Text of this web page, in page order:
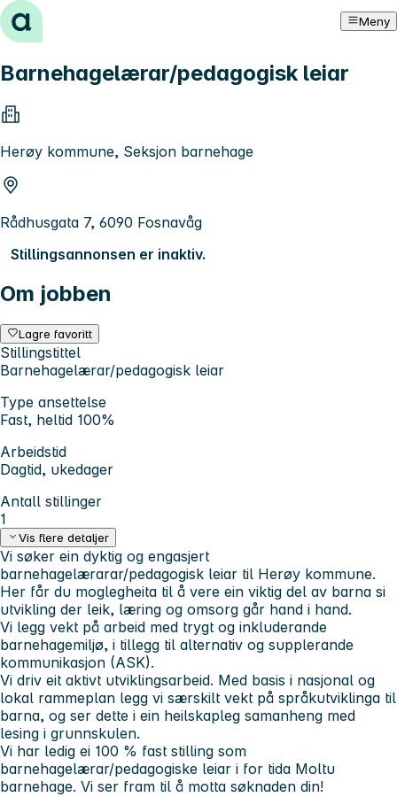
Hopp til innhold Meny
Barnehagelærar/pedagogisk leiar
Herøy kommune, Seksjon barnehage
Rådhusgata 7, 6090 Fosnavåg
Stillingsannonsen er inaktiv.
Om jobben
Lagre favoritt
Stillingstittel
Barnehagelærar/pedagogisk leiar
Type ansettelse
Fast, heltid 100%
Arbeidstid
Dagtid, ukedager
Antall stillinger
1
Vis flere detaljer
Vi søker ein dyktig og engasjert
barnehagelærarar/pedagogisk leiar til Herøy kommune.
Her får du moglegheita til å vere ein viktig del av barna si
utvikling der leik, læring og omsorg går hand i hand.
Vi legg vekt på arbeid med trygt og inkluderande
barnehagemiljø, i tillegg til alternativ og supplerande
kommunikasjon (ASK).
Vi driv eit aktivt utviklingsarbeid. Med basis i nasjonal og
lokal rammeplan legg vi særskilt vekt på språkutviklinga til
barna, og ser dette i ein heilskapleg samanheng med
lesing i grunnskulen.
Vi har ledig ei 100 % fast stilling som
barnehagelærar/pedagogiske leiar i for tida Moltu
barnehage. Vi ser fram til å motta søknaden din!